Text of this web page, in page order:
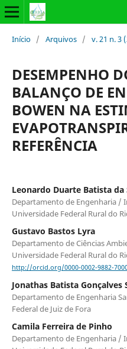
Início / Arquivos / v. 21 n. 3
DESEMPENHO
BALANÇO DE
BOWEN NA
REFERÊNCIA
Leonardo Duarte Batista da
Departamento de Engenharia /
Universidade Federal Rural do
Gustavo Bastos Lyra
Departamento de Ciências
Universidade Federal Rural do
http://orcid.org/0000-0002-9882-
Jonathas Batista Gonçalves
Departamento de Engenharia
Federal de Juiz de Fora
Camila Ferreira de Pinho
Departamento de Engenharia /